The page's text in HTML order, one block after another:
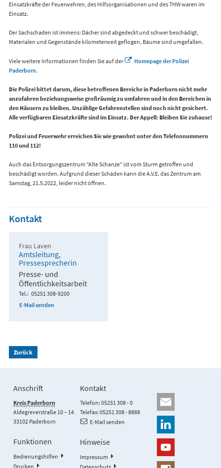
Einsatzkräfte der Feuerwehren, des Hilfsorganisationen und des THW waren im
Einsatz.
Der Sachschaden ist immens: Dächer sind abgedeckt und schwer beschädigt,
Materialen und Gegenstände kilometerweit geflogen, Bäume sind umgefallen.
Viele weitere Informationen finden Sie auf der
Homepage der Polizei
Paderborn.
Die Polizei bittet darum, diese betroffenen Bereiche in Paderborn nicht mehr
anzufahren beziehungsweise großräumig zu umfahren und in den Bereichen in
den Häusern zu bleiben. Unzählige Gefahrenstellen sind noch nicht gesichert.
Alle verfügbaren Einsatzkräfte sind im Einsatz. Der Appell: Bleiben Sie zuhause!
Polizei und Feuerwehr erreichen Sie wie gewohnt unter den Telefonnummern
110 und 112!
Auch das Entsorgungszentrum "Alte Schanze" ist vom Sturm getroffen und
beschädigt worden. Aufgrund dieser Schäden kann die A.V.E. das Zentrum am
Samstag, 21.5.2022, leider nicht öffnen.
Kontakt
Frau Laven
Amtsleitung,
Pressesprecherin
Presse- und
Öffentlichkeitsarbeit
Tel. 05251 308-9200
E-Mail senden
Zurück
Anschrift
Kreis Paderborn
Aldegreverstraße 10 – 14
33102 Paderborn
Kontakt
Telefon: 05251 308 - 0
Telefax: 05251 308 - 8888
E-Mail senden
Funktionen
Bedienungshilfen
Drucken
Hinweise
Impressum